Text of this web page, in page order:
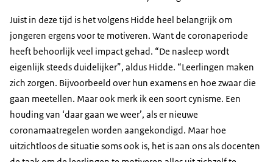
Juist in deze tijd is het volgens Hidde heel belangrijk om
jongeren ergens voor te motiveren. Want de coronaperiode
heeft behoorlijk veel impact gehad. “De nasleep wordt
eigenlijk steeds duidelijker”, aldus Hidde. “Leerlingen maken
zich zorgen. Bijvoorbeeld over hun examens en hoe zwaar die
gaan meetellen. Maar ook merk ik een soort cynisme. Een
houding van ‘daar gaan we weer’, als er nieuwe
coronamaatregelen worden aangekondigd. Maar hoe
uitzichtloos de situatie soms ook is, het is aan ons als docenten